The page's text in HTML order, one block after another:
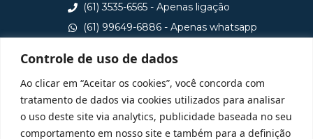
Controle de uso de dados
Ao clicar em “Aceitar os cookies”, você concorda com
tratamento de dados via cookies utilizados para analisar
o uso deste site via analytics, publicidade baseada no seu
comportamento em nosso site e também para a definição
(61) 3535-6565 - Apenas ligação
(61) 99649-6886 - Apenas whatsapp
Consulte aqui o cadastro da Instituição no Sistema e-
MEC